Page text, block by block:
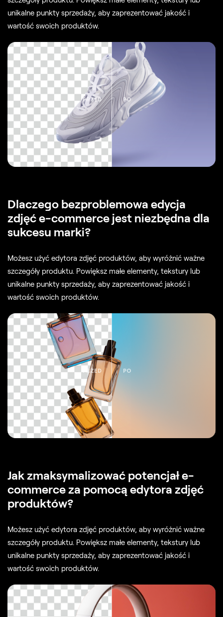
unikalne punkty sprzedaży, aby zaprezentować jakość i
wartość swoich produktów.
PRZED PO
PRZED PO
Dlaczego bezproblemowa edycja
zdjęć e-commerce jest niezbędna dla
sukcesu marki?
Możesz użyć edytora zdjęć produktów, aby wyróżnić ważne
szczegóły produktu. Powiększ małe elementy, tekstury lub
unikalne punkty sprzedaży, aby zaprezentować jakość i
wartość swoich produktów.
Jak zmaksymalizować potencjał e-
commerce za pomocą edytora zdjęć
produktów?
Możesz użyć edytora zdjęć produktów, aby wyróżnić ważne
szczegóły produktu. Powiększ małe elementy, tekstury lub
unikalne punkty sprzedaży, aby zaprezentować jakość i
wartość swoich produktów.